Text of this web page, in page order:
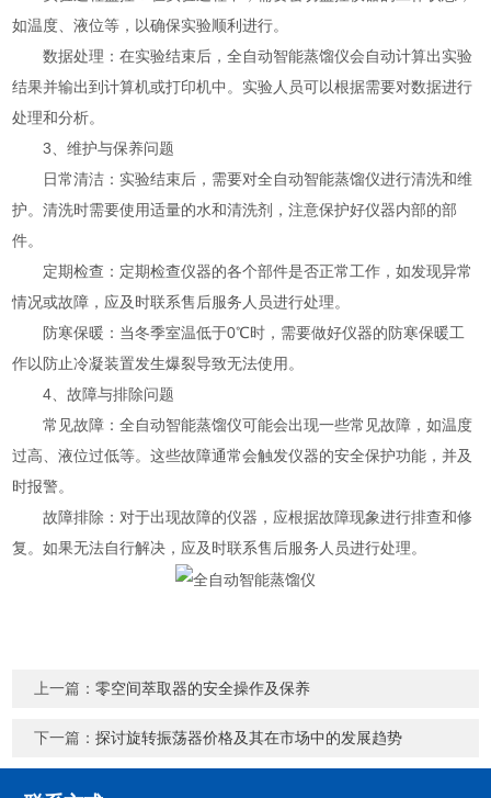
如温度、液位等，以确保实验顺利进行。
数据处理：在实验结束后，全自动智能蒸馏仪会自动计算出实验
结果并输出到计算机或打印机中。实验人员可以根据需要对数据进行
处理和分析。
3、维护与保养问题
日常清洁：实验结束后，需要对全自动智能蒸馏仪进行清洗和维
护。清洗时需要使用适量的水和清洗剂，注意保护好仪器内部的部
件。
定期检查：定期检查仪器的各个部件是否正常工作，如发现异常
情况或故障，应及时联系售后服务人员进行处理。
防寒保暖：当冬季室温低于0℃时，需要做好仪器的防寒保暖工
作以防止冷凝装置发生爆裂导致无法使用。
4、故障与排除问题
常见故障：全自动智能蒸馏仪可能会出现一些常见故障，如温度
过高、液位过低等。这些故障通常会触发仪器的安全保护功能，并及
时报警。
故障排除：对于出现故障的仪器，应根据故障现象进行排查和修
复。如果无法自行解决，应及时联系售后服务人员进行处理。
上一篇：零空间萃取器的安全操作及保养
下一篇：探讨旋转振荡器价格及其在市场中的发展趋势